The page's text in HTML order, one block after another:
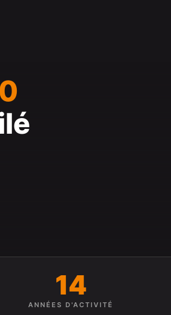
14
ANNÉES D'ACTIVITÉ